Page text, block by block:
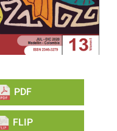
PDF
FLIP